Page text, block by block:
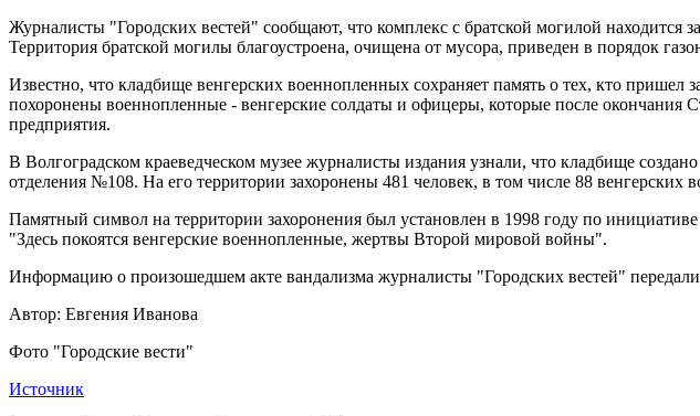
Журналисты "Городских вестей" сообщают, что комплекс с братской могилой
Территория братской могилы благоустроена, очищена от мусора, приведен в порядок
Известно, что кладбище венгерских военнопленных сохраняет память о тех, кто пришел
похоронены военнопленные - венгерские солдаты и офицеры, которые после окончания
предприятия.
В Волгоградском краеведческом музее журналисты издания узнали, что кладбище
отделения №108. На его территории захоронены 481 человек, в том числе 88
Памятный символ на территории захоронения был установлен в 1998 году по
"Здесь покоятся венгерские военнопленные, жертвы Второй мировой войны".
Информацию о произошедшем акте вандализма журналисты "Городских вестей"
Автор: Евгения Иванова
Фото "Городские вести"
Источник